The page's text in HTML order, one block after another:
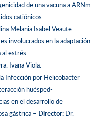
de una vacuna a ARNm
catiónicos
Melania Isabel Veaute.
involucrados en la adaptación
al estrés
Ivana Viola.
Infección por Helicobacter
huésped-
en el desarrollo de
gástrica – Director: Dr.